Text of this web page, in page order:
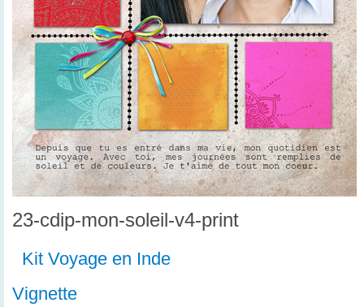
23-cdip-mon-soleil-v4-print
Kit Voyage en Inde
Vignette